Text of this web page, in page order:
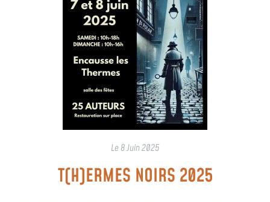
Le 8 Juin 2025
T(H)ERMES NOIRS 2025